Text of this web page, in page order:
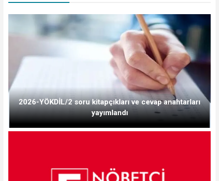
2026-YÖKDİL/2 soru kitapçıkları ve cevap anahtarları
yayımlandı